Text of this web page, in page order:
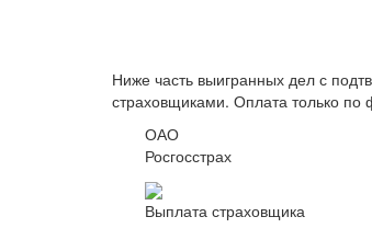
Ниже часть выигранных дел с
страховщиками. Оплата только по
ОАО
Росгосстрах
Выплата страховщика